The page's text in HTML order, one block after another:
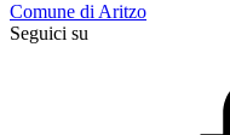
Comune di Aritzo
Seguici su